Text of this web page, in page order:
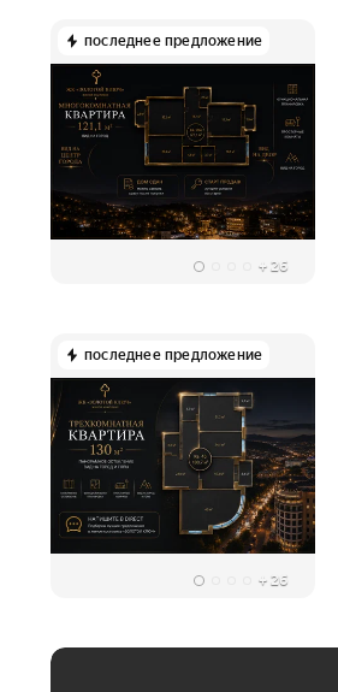
последнее предложение
+ 26
последнее предложение
+ 26